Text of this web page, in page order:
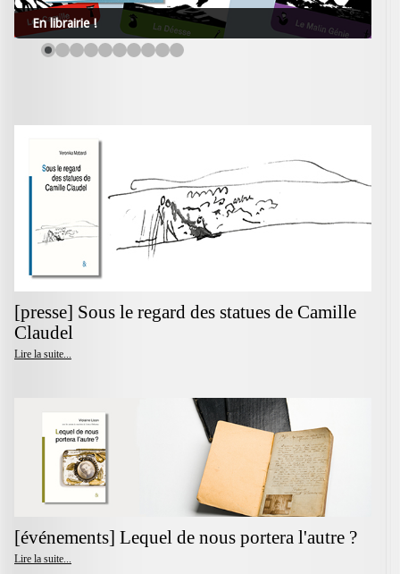
En librairie !
[presse] Sous le regard des statues de Camille
Claudel
Lire la suite...
[événements] Lequel de nous portera l'autre ?
Lire la suite...